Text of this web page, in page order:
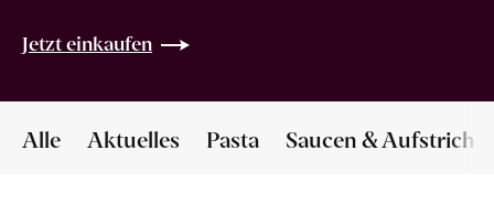
Jetzt einkaufen
Alle Aktuelles Pasta Saucen & Aufstriche